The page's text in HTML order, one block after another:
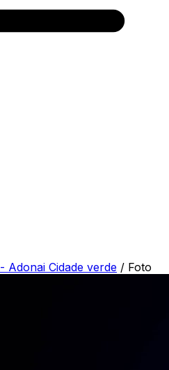
Adonai Cidade verde / Foto